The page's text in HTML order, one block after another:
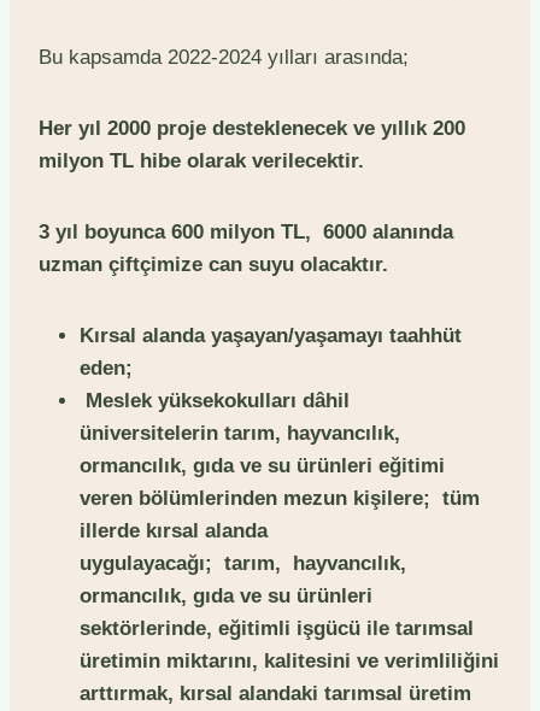
Bu kapsamda 2022-2024 yılları arasında;
Her yıl 2000 proje desteklenecek ve yıllık 200
milyon TL hibe olarak verilecektir.
3 yıl boyunca 600 milyon TL, 6000 alanında
uzman çiftçimize can suyu olacaktır.
Kırsal alanda yaşayan/yaşamayı taahhüt
eden;
Meslek yüksekokulları dâhil
üniversitelerin tarım, hayvancılık,
ormancılık, gıda ve su ürünleri eğitimi
veren bölümlerinden mezun kişilere;
tüm
illerde kırsal alanda
uygulayacağı;
tarım, hayvancılık,
ormancılık, gıda ve su ürünleri
sektörlerinde, eğitimli işgücü ile tarımsal
üretimin miktarını, kalitesini ve verimliliğini
arttırmak, kırsal alandaki tarımsal üretim